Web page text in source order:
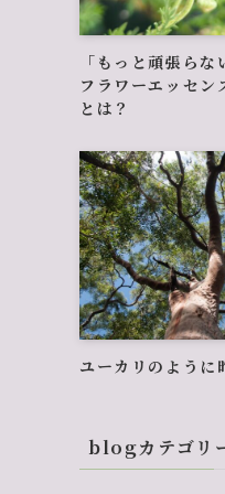
「もっと頑張ら
フラワーエッセン
とは？
ユーカリのよう
blogカテゴリ